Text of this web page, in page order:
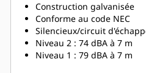
Construction galvanisée
Conforme au code NEC
Silencieux/circuit
Niveau 2 : 74 dBA à 7 m
Niveau 1 : 79 dBA à 7 m